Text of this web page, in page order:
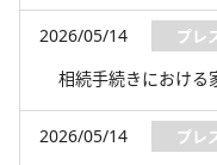
2026/05/14 プレ
相続手続きにおける
2026/05/14 プレ